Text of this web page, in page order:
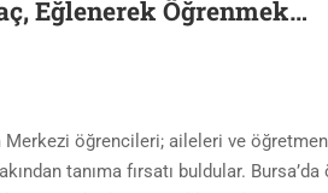
Eğlenerek Öğrenmek…
Merkezi öğrencileri; aileleri ve
tanıma fırsatı buldular.